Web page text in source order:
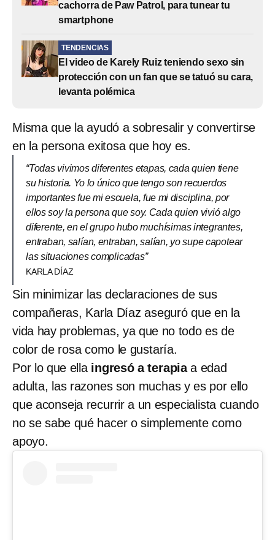
cachorra de Paw Patrol, para tunear tu
smartphone
TENDENCIAS
El video de Karely Ruiz teniendo sexo sin
protección con un fan que se tatuó su cara,
levanta polémica
Misma que la ayudó a sobresalir y convertirse
en la persona exitosa que hoy es.
“Todas vivimos diferentes etapas, cada quien tiene
su historia. Yo lo único que tengo son recuerdos
importantes fue mi escuela, fue mi disciplina, por
ellos soy la persona que soy. Cada quien vivió algo
diferente, en el grupo hubo muchísimas integrantes,
entraban, salían, entraban, salían, yo supe capotear
las situaciones complicadas”
KARLA DÍAZ
Sin minimizar las declaraciones de sus
compañeras, Karla Díaz aseguró que en la
vida hay problemas, ya que no todo es de
color de rosa como le gustaría.
Por lo que ella ingresó a terapiaa edad
adulta, las razones son muchas y es por ello
que aconseja recurrir a un especialista cuando
no se sabe qué hacer o simplemente como
apoyo.